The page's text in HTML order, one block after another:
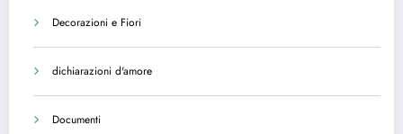
Decorazioni e Fiori
dichiarazioni d'amore
Documenti